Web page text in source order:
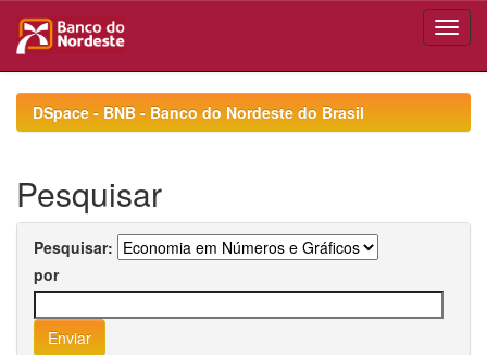
navigationDSpace - BNB - Banco do Nordeste do Brasil
Pesquisar
Pesquisar:
por